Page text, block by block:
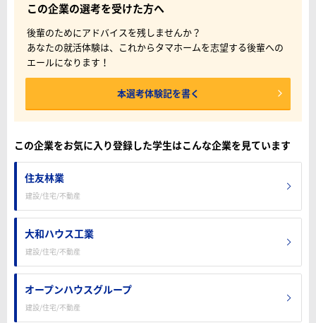
この企業の選考を受けた方へ
後輩のためにアドバイスを残しませんか？
あなたの就活体験は、これからタマホームを志望する後輩への
エールになります！
本選考体験記を書く
この企業をお気に入り登録した学生はこんな企業を見ています
住友林業
建設/住宅/不動産
大和ハウス工業
建設/住宅/不動産
オープンハウスグループ
建設/住宅/不動産